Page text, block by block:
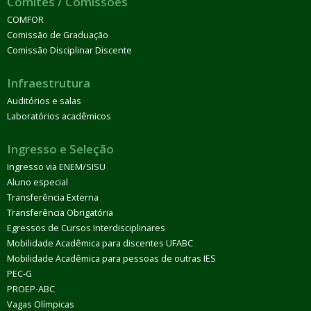
COMFOR
Comissão de Graduação
Comissão Disciplinar Discente
Infraestrutura
Auditórios e salas
Laboratórios acadêmicos
Ingresso e Seleção
Ingresso via ENEM/SISU
Aluno especial
Transferência Externa
Transferência Obrigatória
Egressos de Cursos Interdisciplinares
Mobilidade Acadêmica para discentes UFABC
Mobilidade Acadêmica para pessoas de outras IES
PEC-G
PROEP-ABC
Vagas Olímpicas